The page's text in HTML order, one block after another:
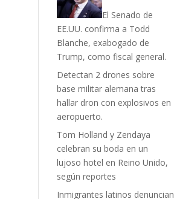
El Senado de
EE.UU. confirma a Todd
Blanche, exabogado de
Trump, como fiscal general.
Detectan 2 drones sobre
base militar alemana tras
hallar dron con explosivos en
aeropuerto.
Tom Holland y Zendaya
celebran su boda en un
lujoso hotel en Reino Unido,
según reportes
Inmigrantes latinos denuncian